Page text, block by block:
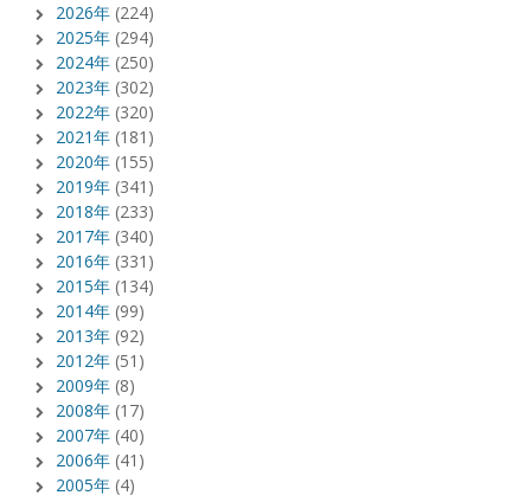
2026年 (224)
2025年 (294)
2024年 (250)
2023年 (302)
2022年 (320)
2021年 (181)
2020年 (155)
2019年 (341)
2018年 (233)
2017年 (340)
2016年 (331)
2015年 (134)
2014年 (99)
2013年 (92)
2012年 (51)
2009年 (8)
2008年 (17)
2007年 (40)
2006年 (41)
2005年 (4)